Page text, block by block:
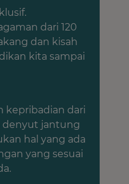
dari 120
dan kisah
kita sampai
kepribadian dari
denyut jantung
hal yang ada
yang sesuai